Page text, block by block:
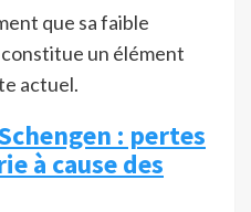
que sa faible
un élément
actuel.
: pertes
à cause des